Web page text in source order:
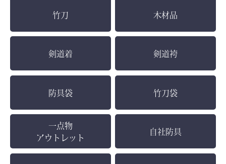
竹刀 木材品
剣道着 剣道袴
防具袋 竹刀袋
一点物
アウトレット
自社防具